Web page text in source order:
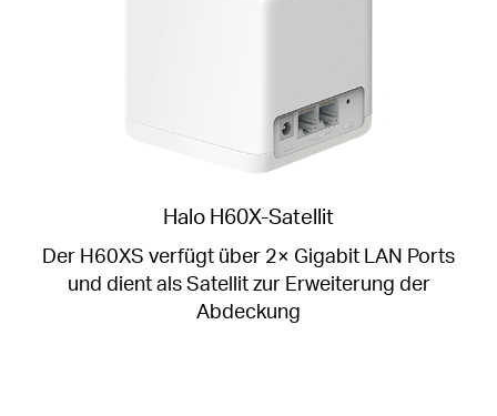
Halo H60X-Satellit
Der H60XS verfügt über 2× Gigabit LAN Ports
und dient als Satellit zur Erweiterung der
Abdeckung